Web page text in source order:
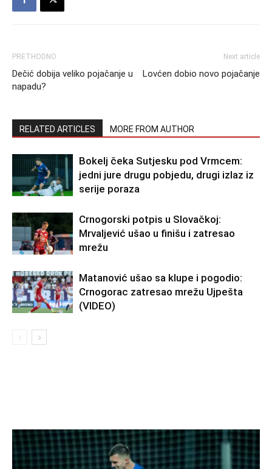
PRETHODNO
Dečić dobija veliko pojačanje u
napadu?
Next article
Lovćen dobio novo pojačanje
RELATED ARTICLES MORE FROM AUTHOR
Bokelj čeka Sutjesku pod Vrmcem:
jedni jure drugu pobjedu, drugi izlaz iz
serije poraza
Crnogorski potpis u Slovačkoj:
Mrvaljević ušao u finišu i zatresao
mrežu
Matanović ušao sa klupe i pogodio:
Crnogorac zatresao mrežu Ujpešta
(VIDEO)